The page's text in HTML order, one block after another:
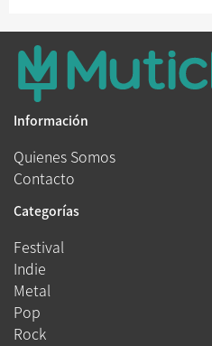
Información
Quienes Somos
Contacto
Categorías
Festival
Indie
Metal
Pop
Rock